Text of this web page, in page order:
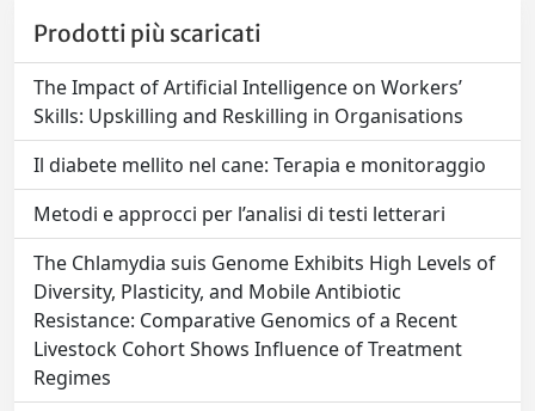
Prodotti più scaricati
The Impact of Artificial Intelligence on Workers’
Skills: Upskilling and Reskilling in Organisations
Il diabete mellito nel cane: Terapia e monitoraggio
Metodi e approcci per l’analisi di testi letterari
The Chlamydia suis Genome Exhibits High Levels of
Diversity, Plasticity, and Mobile Antibiotic
Resistance: Comparative Genomics of a Recent
Livestock Cohort Shows Influence of Treatment
Regimes